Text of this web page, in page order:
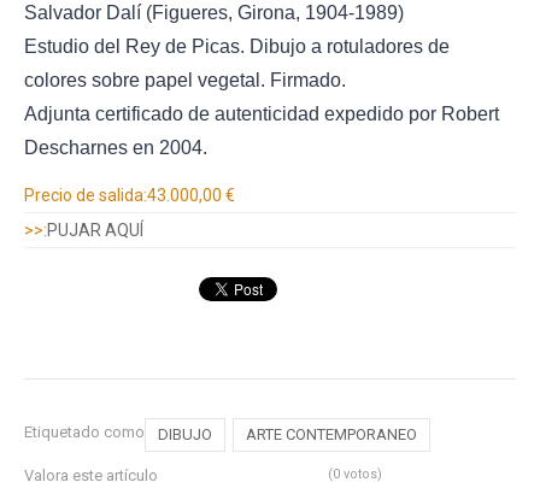
Salvador Dalí (Figueres, Girona, 1904-1989)
Estudio del Rey de Picas. Dibujo a rotuladores de
colores sobre papel vegetal. Firmado.
Adjunta certificado de autenticidad expedido por Robert
Descharnes en 2004.
Precio de salida:43.000,00 €
>>:PUJAR AQUÍ
Etiquetado como DIBUJO ARTE CONTEMPORANEO
Valora este artículo (0 votos)